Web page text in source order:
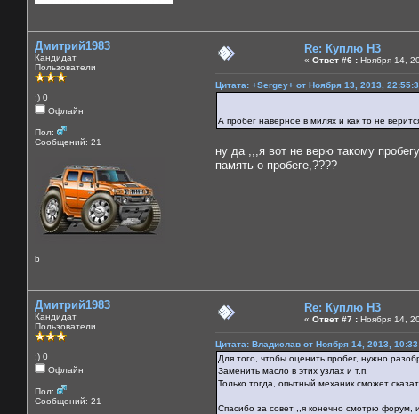
Дмитрий1983
Кандидат
Пользователи
:) 0
Офлайн
Пол:
Сообщений: 21
b
Re: Куплю H3
« Ответ #6 : Ноября 14,
Цитата: +Sergey+ от Ноября 13, 2013,
А пробег наверное в милях и как то не
ну да ,,,я вот не верю такому
память о пробеге,????
Дмитрий1983
Кандидат
Пользователи
:) 0
Офлайн
Пол:
Сообщений: 21
Re: Куплю H3
« Ответ #7 : Ноября 14,
Цитата: Владислав от Ноября 14, 2013,
Для того, чтобы оценить пробег, нужно
Заменить масло в этих узлах и т.п.
Только тогда, опытный механик сможет
Cпасибо за совет ,,я конечно смотрю форум,